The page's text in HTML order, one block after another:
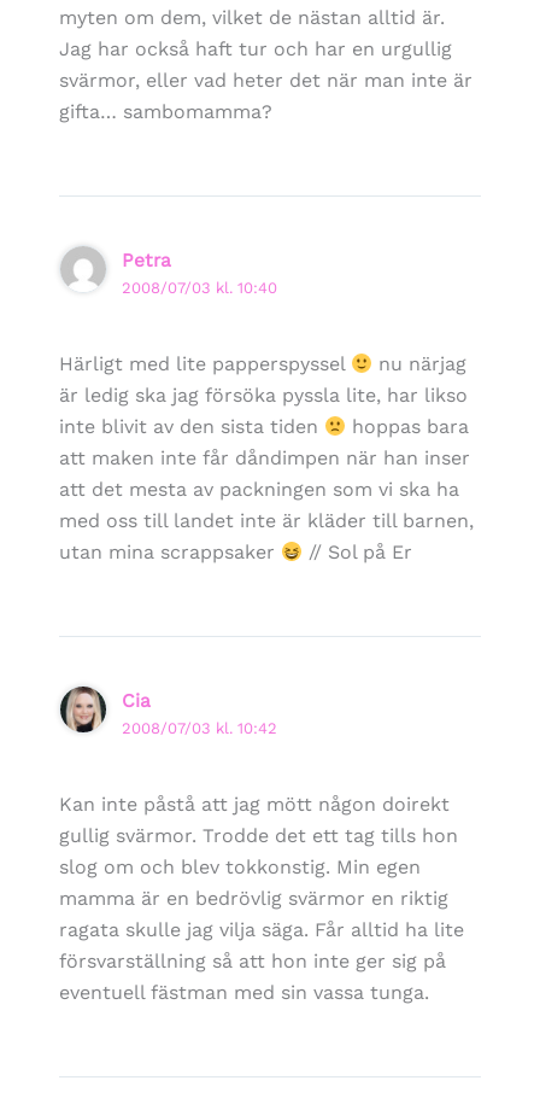
myten om dem, vilket de nästan alltid är.
Jag har också haft tur och har en urgullig
svärmor, eller vad heter det när man inte är
gifta… sambomamma?
Petra
2008/07/03 kl. 10:40
Härligt med lite papperspyssel
nu närjag
är ledig ska jag försöka pyssla lite, har likso
inte blivit av den sista tiden
hoppas bara
att maken inte får dåndimpen när han inser
att det mesta av packningen som vi ska ha
med oss till landet inte är kläder till barnen,
utan mina scrappsaker
// Sol på Er
Cia
2008/07/03 kl. 10:42
Kan inte påstå att jag mött någon doirekt
gullig svärmor. Trodde det ett tag tills hon
slog om och blev tokkonstig. Min egen
mamma är en bedrövlig svärmor en riktig
ragata skulle jag vilja säga. Får alltid ha lite
försvarställning så att hon inte ger sig på
eventuell fästman med sin vassa tunga.